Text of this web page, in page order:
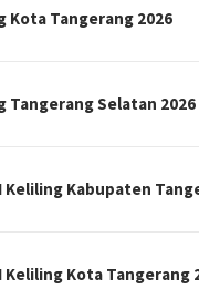
Kota Tangerang 2026
Tangerang Selatan 2026
Keliling Kabupaten
Keliling Kota Tangerang